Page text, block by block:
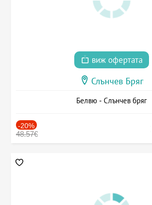
виж офертата
Слънчев Бряг
Белвю - Слънчев бряг
-20%
48.57€